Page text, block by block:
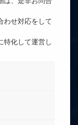
わせ対応をして
特化して運営し